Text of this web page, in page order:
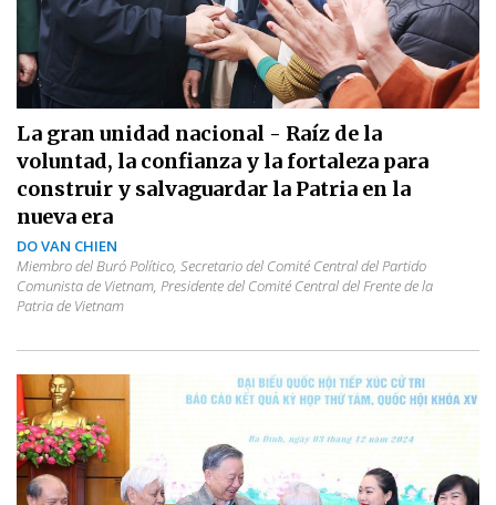
La gran unidad nacional - Raíz de la
voluntad, la confianza y la fortaleza para
construir y salvaguardar la Patria en la
nueva era
DO VAN CHIEN
Miembro del Buró Político, Secretario del Comité Central del Partido
Comunista de Vietnam, Presidente del Comité Central del Frente de la
Patria de Vietnam